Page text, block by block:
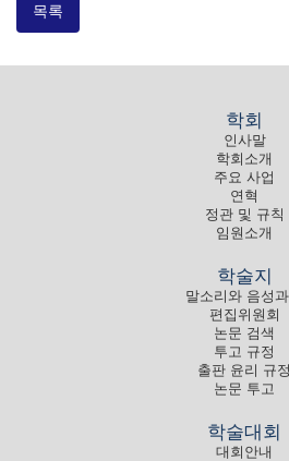
목록
학회
인사말
학회소개
주요 사업
연혁
정관 및 규칙
임원소개
학술지
말소리와 음성
편집위원회
논문 검색
투고 규정
출판 윤리 규정
논문 투고
학술대회
대회안내